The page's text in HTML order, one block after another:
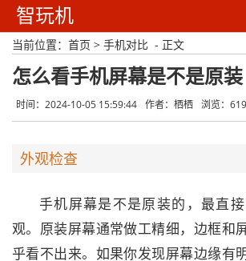
智玩机
当前位置： 首页 > 手机对比 - 正文
怎么看手机屏幕是不是原装
时间：2024-10-05 15:59:44 作者：栖栖 浏览：619
外观检查
手机屏幕是不是原装的，最直
观。原装屏幕通常做工精细，边框和
乎看不出来。如果你发现屏幕边缘有